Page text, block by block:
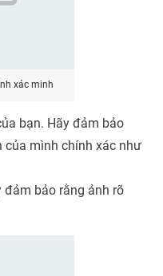
xác minh
bạn. Hãy đảm bảo
của mình chính xác như
đảm bảo rằng ảnh rõ